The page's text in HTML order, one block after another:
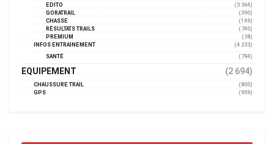
EDITO
(3 364)
GORATRAIL
(390)
CHASSE
(149)
RÉSULTATS TRAILS
(740)
PREMIUM
(38)
INFOS ENTRAINEMENT
(4 233)
SANTÉ
(794)
EQUIPEMENT (2 694)
CHAUSSURE TRAIL
(800)
GPS
(959)